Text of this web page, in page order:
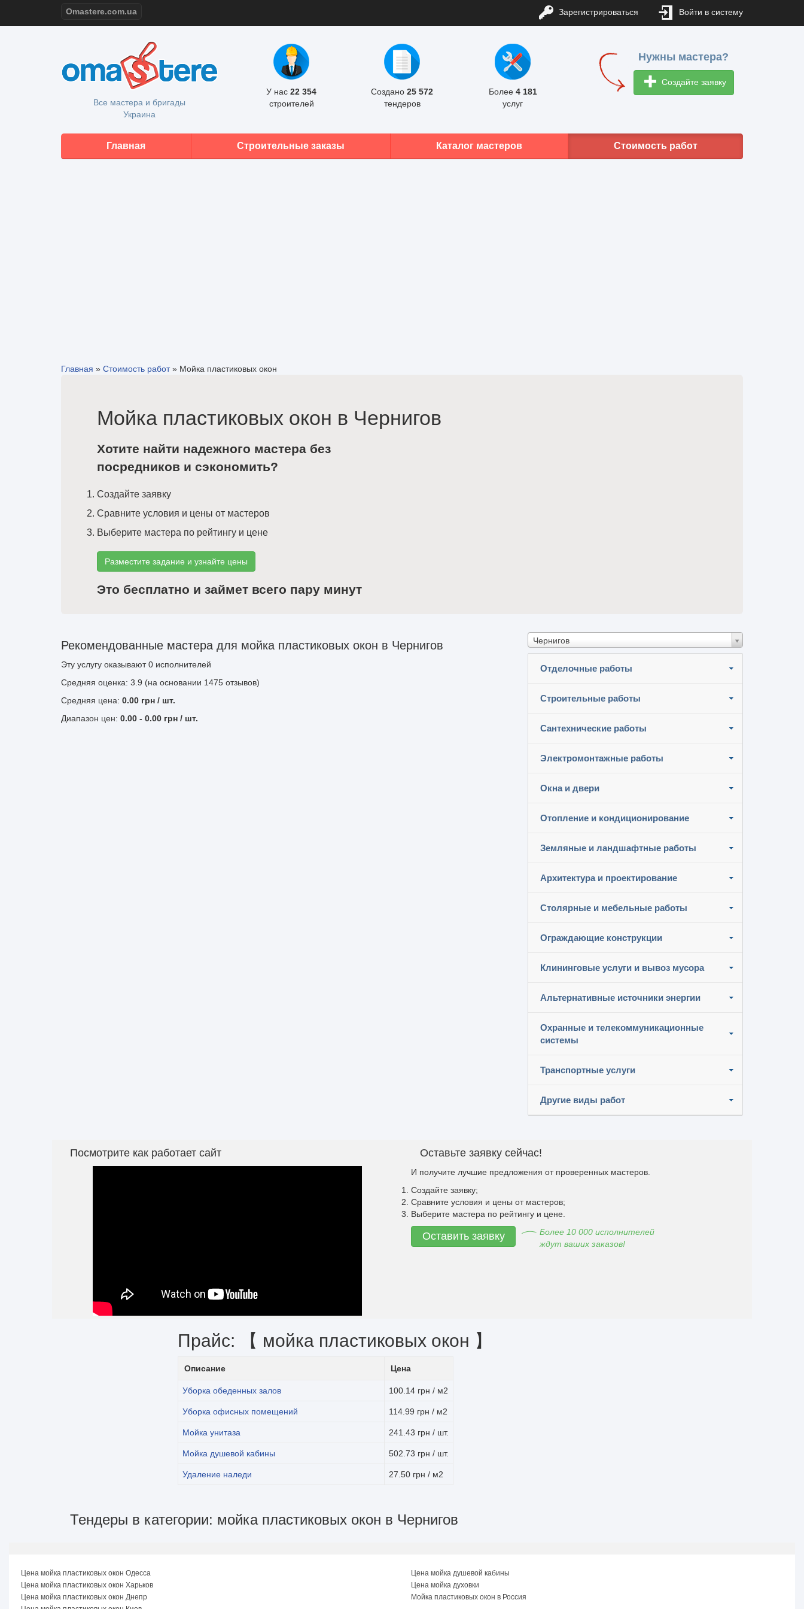
Omastere.com.ua Зарегистрироваться Войти в систему
Все мастера и бригады
Украина
У нас 22 354
строителей
Создано 25 572
тендеров
Более 4 181
услуг
Нужны мастера?
Создайте заявку
Главная Строительные заказы Каталог мастеров Стоимость работ
Главная » Стоимость работ» Мойка пластиковых окон
Мойка пластиковых окон в Чернигов
Хотите найти надежного мастера без
посредников и сэкономить?
Создайте заявку
Сравните условия и цены от мастеров
Выберите мастера по рейтингу и цене
Разместите задание и узнайте цены
Это бесплатно и займет всего пару минут
Чернигов
Отделочные работы
Строительные работы
Сантехнические работы
Электромонтажные работы
Окна и двери
Отопление и кондиционирование
Земляные и ландшафтные работы
Архитектура и проектирование
Столярные и мебельные работы
Ограждающие конструкции
Клининговые услуги и вывоз мусора
Альтернативные источники энергии
Охранные и телекоммуникационные
системы
Транспортные услуги
Другие виды работ
Рекомендованные мастера для мойка пластиковых окон в Чернигов
Эту услугу оказывают0 исполнителей
Средняя оценка: 3.9 (на основании 1475 отзывов)
Средняя цена: 0.00 грн / шт.
Диапазон цен: 0.00 - 0.00 грн / шт.
Посмотрите как работает сайт Оставьте заявку сейчас!
И получите лучшие предложения от проверенных мастеров.
Создайте заявку;
Сравните условия и цены от мастеров;
Выберите мастера по рейтингу и цене.
Оставить заявку
Более 10 000 исполнителей
ждут ваших заказов!
Прайс: 【 мойка пластиковых окон 】
Описание Цена
Уборка обеденных залов 100.14 грн / м2
Уборка офисных помещений 114.99 грн / м2
Мойка унитаза 241.43 грн / шт.
Мойка душевой кабины 502.73 грн / шт.
Удаление наледи 27.50 грн / м2
Тендеры в категории: мойка пластиковых окон в Чернигов
Цена мойка пластиковых окон Одесса
Цена мойка пластиковых окон Харьков
Цена мойка пластиковых окон Днепр
Цена мойка душевой кабины
Цена мойка духовки
Мойка пластиковых окон в Россия